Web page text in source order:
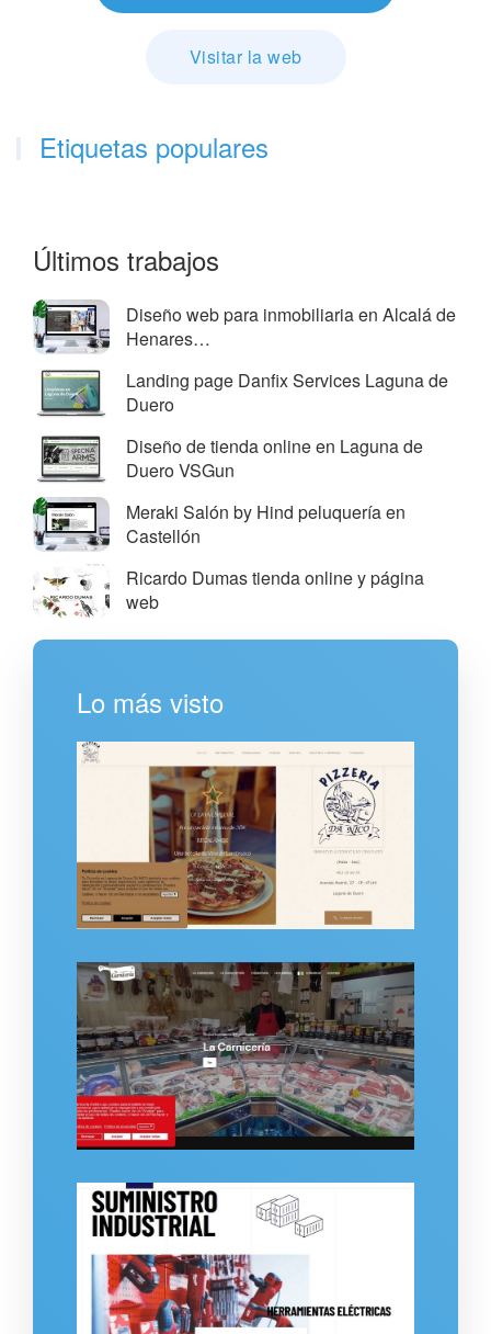
Visitar la web
Etiquetas populares
Últimos trabajos
Diseño web para inmobiliaria en Alcalá de
Henares…
Landing page Danfix Services Laguna de
Duero
Diseño de tienda online en Laguna de
Duero VSGun
Meraki Salón by Hind peluquería en
Castellón
Ricardo Dumas tienda online y página
web
Lo más visto